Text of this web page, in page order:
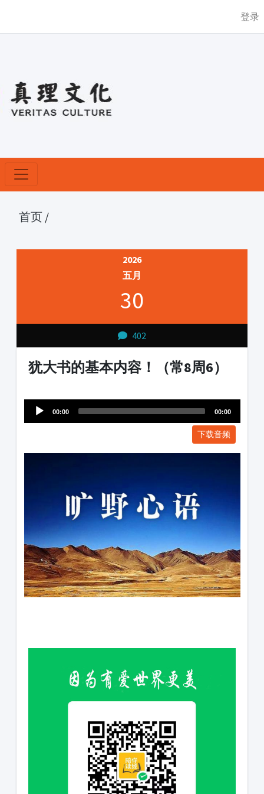
登录
首页 /
2026
五月
30
402
犹大书的基本内容！（常8周6）
Player
00:00 00:00
下载音频